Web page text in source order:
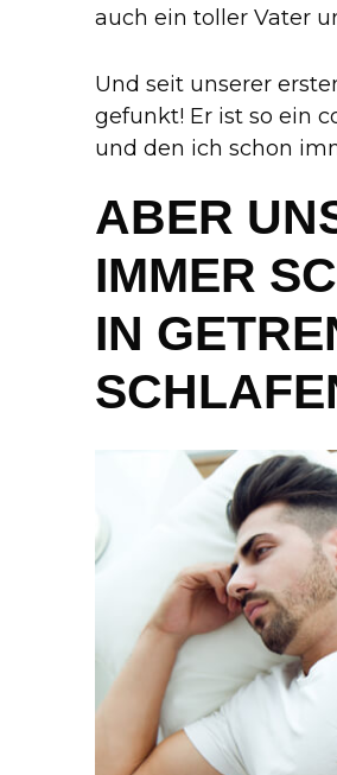
auch ein toller Vater
Und seit unserer
gefunkt! Er ist so ein
und den ich schon
ABER
IMMER
IN